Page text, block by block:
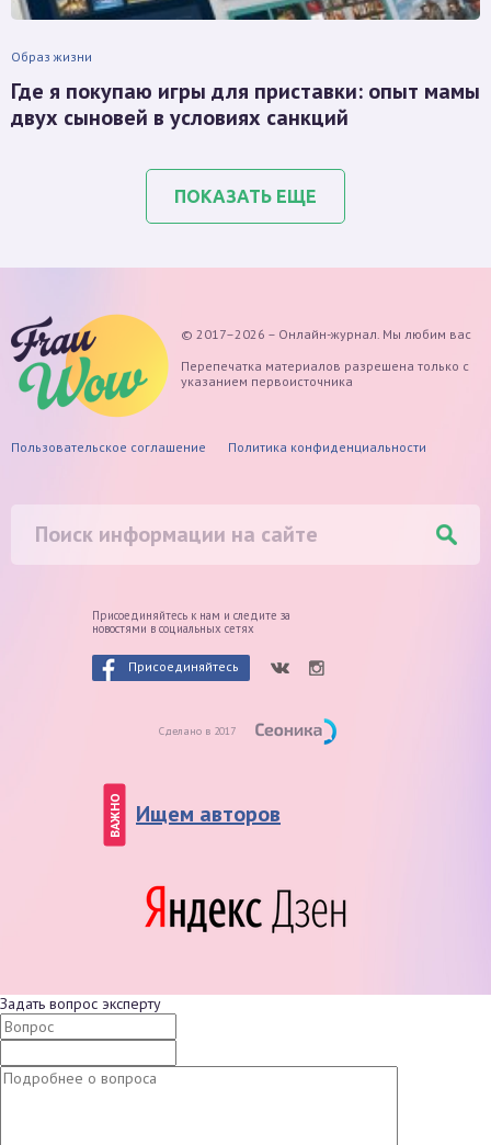
Образ жизни
Где я покупаю игры для приставки: опыт мамы
двух сыновей в условиях санкций
ПОКАЗАТЬ ЕЩЕ
© 2017–2026 – Онлайн-журнал. Мы любим вас
Перепечатка материалов разрешена только с
указанием первоисточника
Пользовательское соглашение Политика конфиденциальности
Присоединяйтесь к нам и следите за
новостями в социальных сетях
Присоединяйтесь
Сделано в 2017
ВАЖНО Ищем авторов
Задать вопрос эксперту